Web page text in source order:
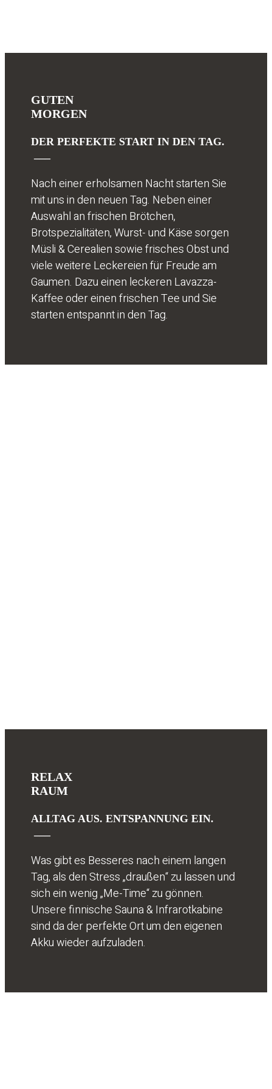
GUTEN
MORGEN
DER PERFEKTE START IN DEN TAG.
Nach einer erholsamen Nacht starten Sie
mit uns in den neuen Tag. Neben einer
Auswahl an frischen Brötchen,
Brotspezialitäten, Wurst- und Käse sorgen
Müsli & Cerealien sowie frisches Obst und
viele weitere Leckereien für Freude am
Gaumen. Dazu einen leckeren Lavazza-
Kaffee oder einen frischen Tee und Sie
starten entspannt in den Tag.
RELAX
RAUM
ALLTAG AUS. ENTSPANNUNG EIN.
Was gibt es Besseres nach einem langen
Tag, als den Stress „draußen“ zu lassen und
sich ein wenig „Me-Time“ zu gönnen.
Unsere finnische Sauna & Infrarotkabine
sind da der perfekte Ort um den eigenen
Akku wieder aufzuladen.